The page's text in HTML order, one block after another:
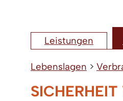
Leistungen
Lebenslagen >